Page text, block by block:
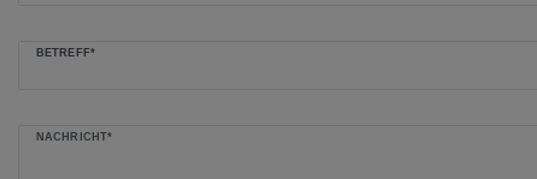
BETREFF*
NACHRICHT*